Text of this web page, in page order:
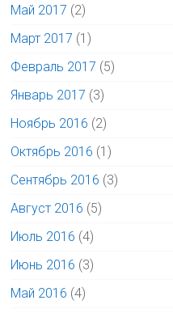
Май 2017 (2)
Март 2017 (1)
Февраль 2017 (5)
Январь 2017 (3)
Ноябрь 2016 (2)
Октябрь 2016 (1)
Сентябрь 2016 (3)
Август 2016 (5)
Июль 2016 (4)
Июнь 2016 (3)
Май 2016 (4)